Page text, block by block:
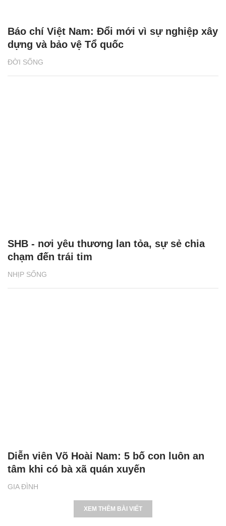
ĐỜI SỐNG
Báo chí Việt Nam: Đổi mới vì sự nghiệp xây
dựng và bảo vệ Tổ quốc
NHỊP SỐNG
SHB - nơi yêu thương lan tỏa, sự sẻ chia
chạm đến trái tim
GIA ĐÌNH
Diễn viên Võ Hoài Nam: 5 bố con luôn an
tâm khi có bà xã quán xuyến
XEM THÊM BÀI VIẾT